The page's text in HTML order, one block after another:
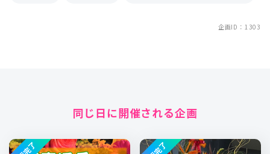
企画ID：1303
同じ日に開催される企画